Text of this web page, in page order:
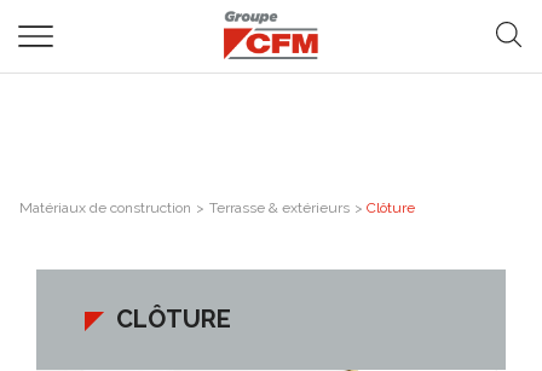
Matériaux de construction > Terrasse & extérieurs > Clôture
CLÔTURE